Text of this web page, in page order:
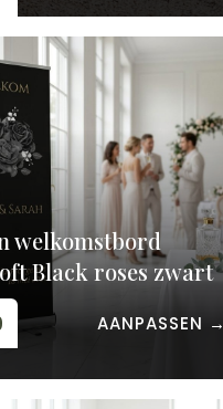
welkomstbord
Black roses zwart
AANPASSEN →